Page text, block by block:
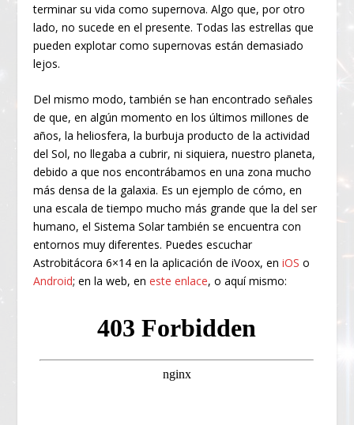
terminar su vida como supernova. Algo que, por otro
lado, no sucede en el presente. Todas las estrellas que
pueden explotar como supernovas están demasiado
lejos.
Del mismo modo, también se han encontrado señales
de que, en algún momento en los últimos millones de
años, la heliosfera, la burbuja producto de la actividad
del Sol, no llegaba a cubrir, ni siquiera, nuestro planeta,
debido a que nos encontrábamos en una zona mucho
más densa de la galaxia. Es un ejemplo de cómo, en
una escala de tiempo mucho más grande que la del ser
humano, el Sistema Solar también se encuentra con
entornos muy diferentes. Puedes escuchar
Astrobitácora 6×14 en la aplicación de iVoox, eniOS o
Android; en la web, eneste enlace, o aquí mismo: